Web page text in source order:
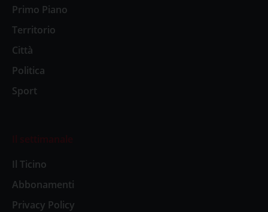
Primo Piano
Territorio
Città
Politica
Sport
Il settimanale
Il Ticino
Abbonamenti
Privacy Policy